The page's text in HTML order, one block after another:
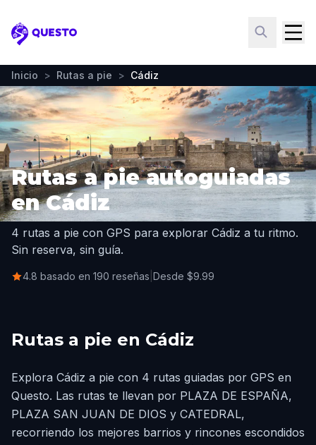
Questo
Inicio > Rutas a pie > Cádiz
Rutas a pie autoguiadas
en Cádiz
4 rutas a pie con GPS para explorar Cádiz a tu ritmo.
Sin reserva, sin guía.
4.8 basado en 190 reseñas Desde $9.99
Rutas a pie en Cádiz
Explora Cádiz a pie con 4 rutas guiadas por GPS en
Questo. Las rutas te llevan por PLAZA DE ESPAÑA,
PLAZA SAN JUAN DE DIOS y CATEDRAL,
recorriendo los mejores barrios y rincones escondidos